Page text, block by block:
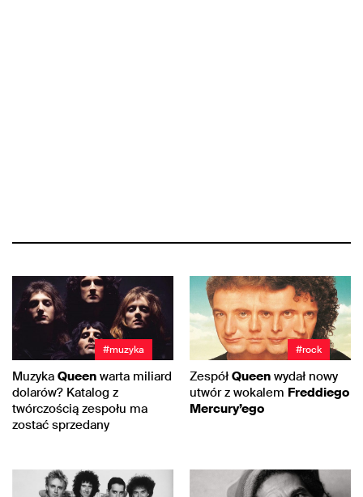
#muzyka
Muzyka Queen warta miliard
dolarów? Katalog z
twórczością zespołu ma
zostać sprzedany
#rock
Zespół Queen wydał nowy
utwór z wokalem Freddiego
Mercury’ego